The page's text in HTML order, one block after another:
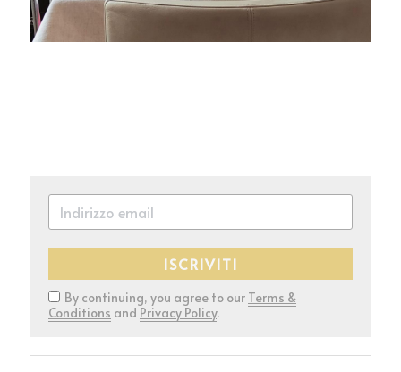
ISCRIVITI
By continuing, you agree to our Terms &
Conditions and Privacy Policy.